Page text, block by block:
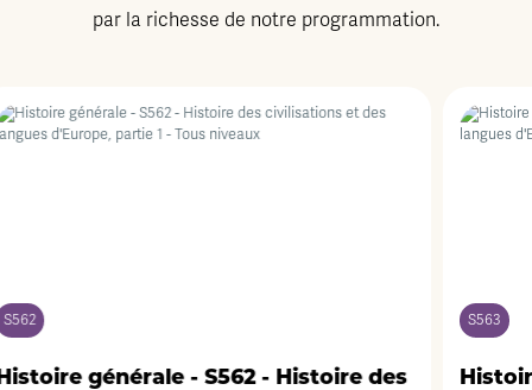
par la richesse de notre programmation.
des
Histoire générale - S563 -